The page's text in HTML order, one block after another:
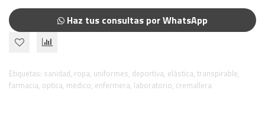
Haz tus consultas por WhatsApp
Etiquetas: sanidad, ropa, uniformes, deportiva, elástica, transpirable,
farmacia, optica, medico, enfermera, laboratorio, cremallera